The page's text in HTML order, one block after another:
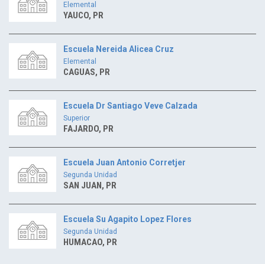
Elemental
YAUCO, PR
Escuela Nereida Alicea Cruz
Elemental
CAGUAS, PR
Escuela Dr Santiago Veve Calzada
Superior
FAJARDO, PR
Escuela Juan Antonio Corretjer
Segunda Unidad
SAN JUAN, PR
Escuela Su Agapito Lopez Flores
Segunda Unidad
HUMACAO, PR